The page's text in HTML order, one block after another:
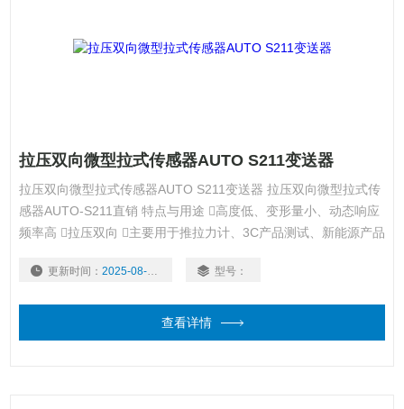
拉压双向微型拉式传感器AUTO S211变送器
拉压双向微型拉式传感器AUTO S211变送器 拉压双向微型拉式传
感器AUTO-S211直销 特点与用途 高度低、变形量小、动态响应
频率高 拉压双向 主要用于推拉力计、3C产品测试、新能源产品
更新时间： 2025-08-05 型号：
查看详情